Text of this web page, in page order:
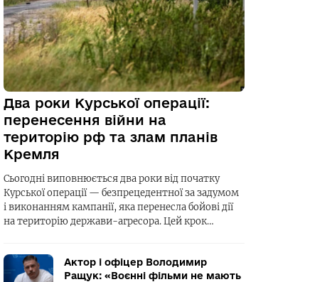
Два роки Курської операції:
перенесення війни на
територію рф та злам планів
Кремля
Сьогодні виповнюється два роки від початку
Курської операції — безпрецедентної за задумом
і виконанням кампанії, яка перенесла бойові дії
на територію держави-агресора. Цей крок…
Актор і офіцер Володимир
Ращук: «Воєнні фільми не мають